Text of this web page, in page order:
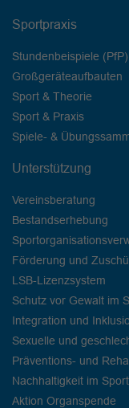
Sportpraxis
Stundenbeispiele (PfP)
Großgeräteaufbauten
Sport & Theorie
Sport & Praxis
Spiele- &
Unterstützung
Vereinsberatung
Bestandserhebung
Förderung und
LSB-Lizenzsystem
Schutz vor Gewalt im
Integration und
Sexuelle und
Präventions- und
Nachhaltigkeit im
Aktion Organspende